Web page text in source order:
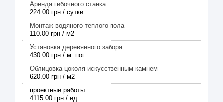
Аренда гибочного станка
224.00 грн / сутки
Монтаж водяного теплого пола
110.00 грн / м2
Установка деревянного забора
430.00 грн / м. пог.
Облицовка цоколя искусственным камнем
620.00 грн / м2
проектные работы
4115.00 грн / ед.